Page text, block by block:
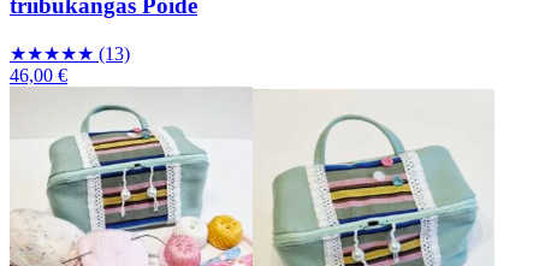
triibukangas Pöide
★★★★★ (13)
46,00 €